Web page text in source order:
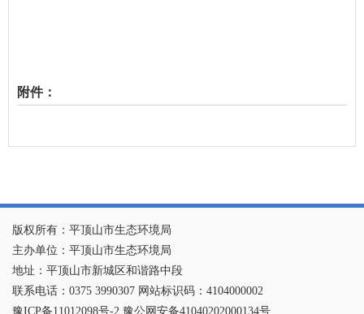
附件：
版权所有：平顶山市生态环境局
主办单位：平顶山市生态环境局
地址：平顶山市新城区和谐路中段
联系电话：0375 3990307 网站标识码：4104000002
豫ICP备11012098号-2 豫公网安备41040202000134号